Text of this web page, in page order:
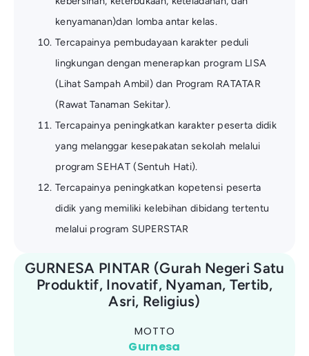
kenyamanan)dan lomba antar kelas.
Tercapainya pembudayaan karakter peduli
lingkungan dengan menerapkan program LISA
(Lihat Sampah Ambil) dan Program RATATAR
(Rawat Tanaman Sekitar).
Tercapainya peningkatkan karakter peserta didik
yang melanggar kesepakatan sekolah melalui
program SEHAT (Sentuh Hati).
Tercapainya peningkatkan kopetensi peserta
didik yang memiliki kelebihan dibidang tertentu
melalui program SUPERSTAR
GURNESA PINTAR (Gurah Negeri Satu
Produktif, Inovatif, Nyaman, Tertib,
Asri, Religius)
MOTTO
Gurnesa